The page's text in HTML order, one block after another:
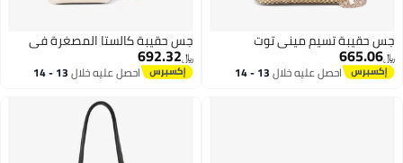
جس حقيبة تسيم ميني توت
﷼‏665.06
احصل عليه خلال 13 - 14
اغسطس
جس حقيبة كالستا المصغرة في
﷼‏692.32
احصل عليه خلال 13 - 14
اغسطس